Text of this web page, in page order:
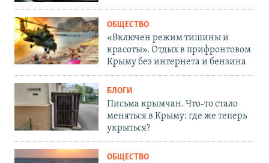
ОБЩЕСТВО
«Включен режим тишины и
красоты». Отдых в прифронтовом
Крыму без интернета и бензина
БЛОГИ
Письма крымчан. Что-то стало
меняться в Крыму: где же теперь
укрыться?
ОБЩЕСТВО